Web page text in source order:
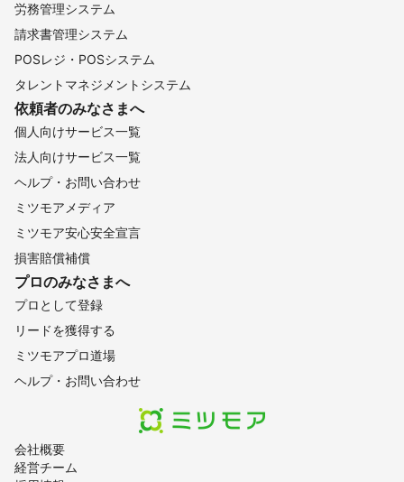
会社概要
経営チーム
労務管理システム
請求書管理システム
POSレジ・POSシステム
タレントマネジメントシステム
依頼者のみなさまへ
個人向けサービス一覧
法人向けサービス一覧
ヘルプ・お問い合わせ
ミツモアメディア
ミツモア安心安全宣言
損害賠償補償
プロのみなさまへ
プロとして登録
リードを獲得する
ミツモアプロ道場
ヘルプ・お問い合わせ